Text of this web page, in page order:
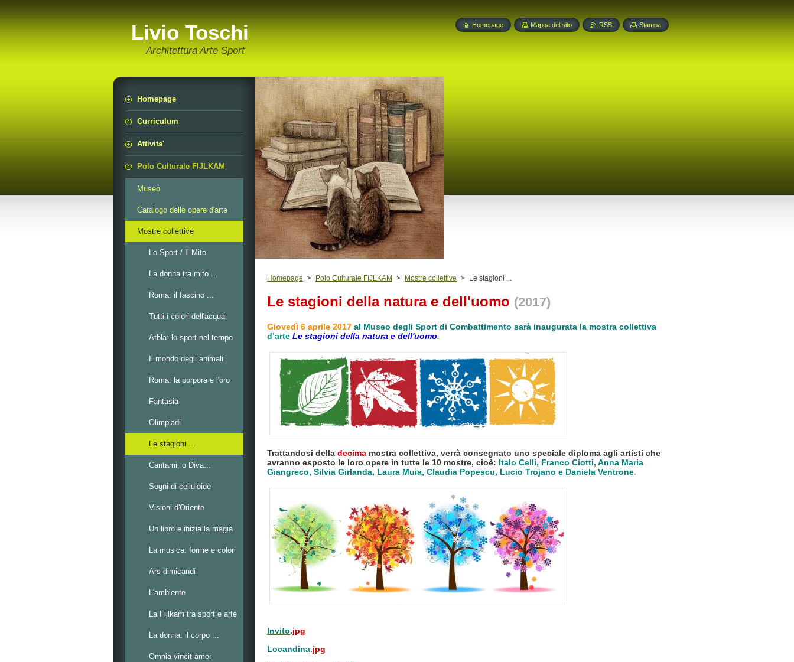
Livio Toschi
Architettura Arte Sport
Homepage > Polo Culturale FIJLKAM > Mostre collettive > Le stagioni ...
Le stagioni della natura e dell'uomo (2017)
Giovedì 6 aprile 2017 al Museo degli Sport di Combattimento sarà inaugurata la mostra collettiva
d’arte Le stagioni della natura e dell'uomo.
Trattandosi della decima mostra collettiva, verrà consegnato uno speciale diploma agli artisti che
avranno esposto le loro opere in tutte le 10 mostre, cioè: Italo Celli, Franco Ciotti, Anna Maria
Giangreco, Silvia Girlanda, Laura Muia, Claudia Popescu, Lucio Trojano e Daniela Ventrone.
Invito.jpg
Locandina.jpg
Homepage
Curriculum
Attivita'
Polo Culturale FIJLKAM
Museo
Catalogo delle opere d'arte
Mostre collettive
Lo Sport / Il Mito
La donna tra mito ...
Roma: il fascino ...
Tutti i colori dell'acqua
Athla: lo sport nel tempo
Il mondo degli animali
Roma: la porpora e l'oro
Fantasia
Olimpiadi
Le stagioni ...
Cantami, o Diva...
Sogni di celluloide
Visioni d'Oriente
Un libro e inizia la magia
La musica: forme e colori
Ars dimicandi
L'ambiente
La Fijlkam tra sport e arte
La donna: il corpo ...
Omnia vincit amor
Homepage Mappa del sito RSS Stampa